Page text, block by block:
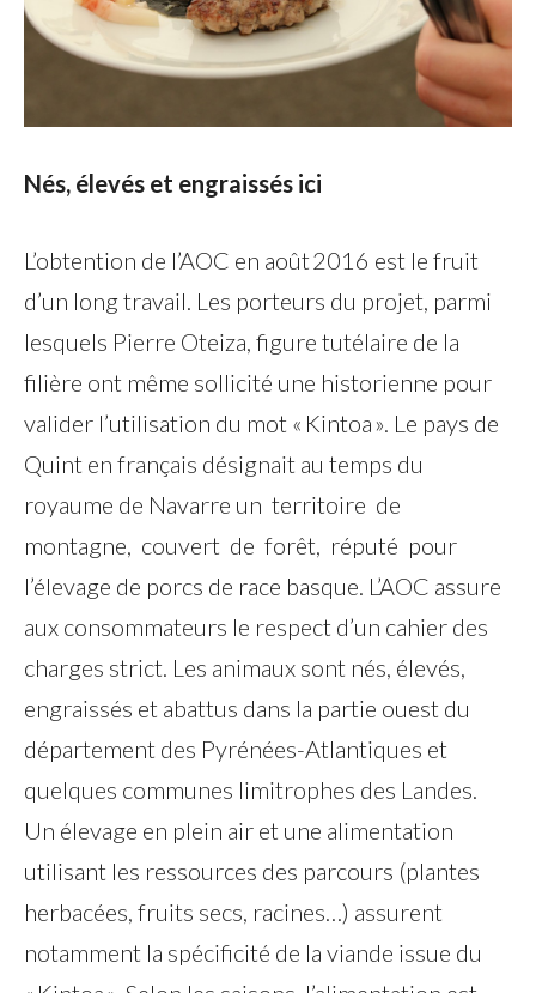
Nés, élevés et engraissés ici
L’obtention de l’AOC en août 2016 est le fruit
d’un long travail. Les porteurs du projet, parmi
lesquels Pierre Oteiza, figure tutélaire de la
filière ont même sollicité une historienne pour
valider l’utilisation du mot « Kintoa ». Le pays de
Quint en français désignait au temps du
royaume de Navarre un territoire de
montagne, couvert de forêt, réputé pour
l’élevage de porcs de race basque. L’AOC assure
aux consommateurs le respect d’un cahier des
charges strict. Les animaux sont nés, élevés,
engraissés et abattus dans la partie ouest du
département des Pyrénées-Atlantiques et
quelques communes limitrophes des Landes.
Un élevage en plein air et une alimentation
utilisant les ressources des parcours (plantes
herbacées, fruits secs, racines…) assurent
notamment la spécificité de la viande issue du